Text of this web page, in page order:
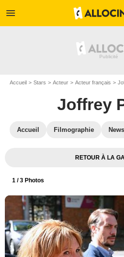
menu
Accueil Stars Acteur Acteur français
Joffrey
Accueil Filmographie News
RETOUR À LA
1 / 3 Photos